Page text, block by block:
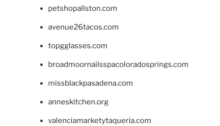
petshopallston.com
avenue26tacos.com
topgglasses.com
broadmoornailsspacoloradosprings.com
missblackpasadena.com
anneskitchen.org
valenciamarketytaqueria.com